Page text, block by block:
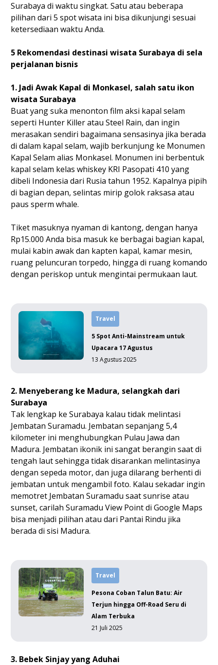
Surabaya di waktu singkat. Satu atau beberapa
pilihan dari 5 spot wisata ini bisa dikunjungi sesuai
ketersediaan waktu Anda.
5 Rekomendasi destinasi wisata Surabaya di sela
perjalanan bisnis
1. Jadi Awak Kapal di Monkasel, salah satu ikon
wisata Surabaya
Buat yang suka menonton film aksi kapal selam
seperti Hunter Killer atau Steel Rain, dan ingin
merasakan sendiri bagaimana sensasinya jika berada
di dalam kapal selam, wajib berkunjung ke Monumen
Kapal Selam alias Monkasel. Monumen ini berbentuk
kapal selam kelas whiskey KRI Pasopati 410 yang
dibeli Indonesia dari Rusia tahun 1952. Kapalnya pipih
di bagian depan, selintas mirip golok raksasa atau
paus sperm whale.
Tiket masuknya nyaman di kantong, dengan hanya
Rp15.000 Anda bisa masuk ke berbagai bagian kapal,
mulai kabin awak dan kapten kapal, kamar mesin,
ruang peluncuran torpedo, hingga di ruang komando
dengan periskop untuk mengintai permukaan laut.
Travel
5 Spot Anti-Mainstream untuk
Upacara 17 Agustus
13 Agustus 2025
2. Menyeberang ke Madura, selangkah dari
Surabaya
Tak lengkap ke Surabaya kalau tidak melintasi
Jembatan Suramadu. Jembatan sepanjang 5,4
kilometer ini menghubungkan Pulau Jawa dan
Madura. Jembatan ikonik ini sangat berangin saat di
tengah laut sehingga tidak disarankan melintasinya
dengan sepeda motor, dan juga dilarang berhenti di
jembatan untuk mengambil foto. Kalau sekadar ingin
memotret Jembatan Suramadu saat sunrise atau
sunset, carilah Suramadu View Point di Google Maps
bisa menjadi pilihan atau dari Pantai Rindu jika
berada di sisi Madura.
Travel
Pesona Coban Talun Batu: Air
Terjun hingga Off-Road Seru di
Alam Terbuka
21 Juli 2025
3. Bebek Sinjay yang Aduhai